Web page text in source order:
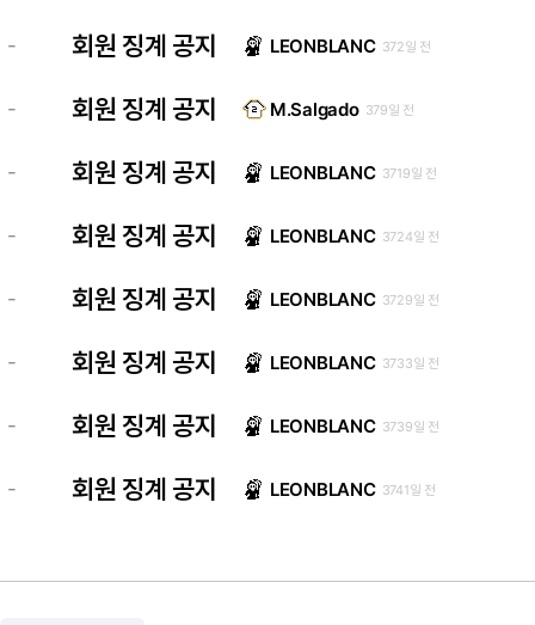
- 회원 징계 공지 LEONBLANC 372일 전
- 회원 징계 공지 M.Salgado 379일 전
- 회원 징계 공지 LEONBLANC 3719일 전
- 회원 징계 공지 LEONBLANC 3724일 전
- 회원 징계 공지 LEONBLANC 3729일 전
- 회원 징계 공지 LEONBLANC 3733일 전
- 회원 징계 공지 LEONBLANC 3739일 전
- 회원 징계 공지 LEONBLANC 3741일 전